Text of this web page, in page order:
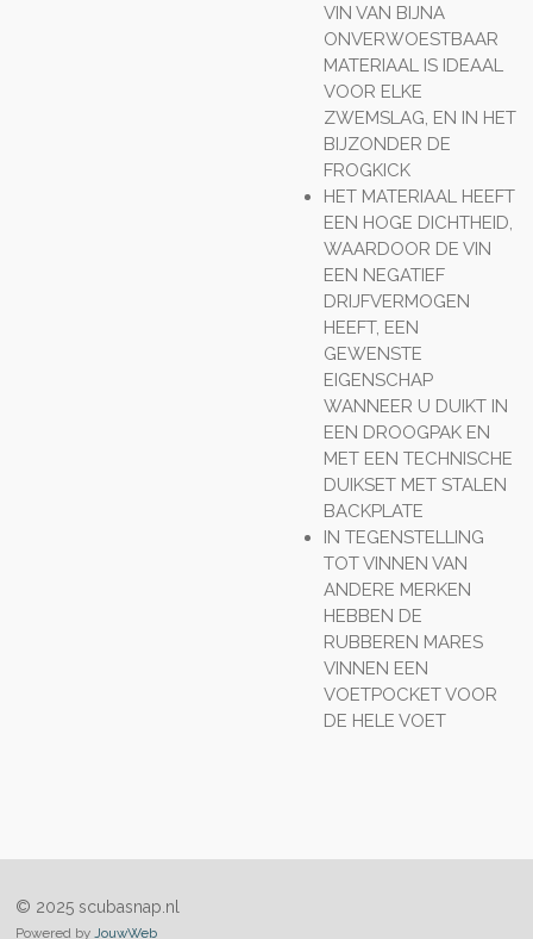
VIN VAN BIJNA
ONVERWOESTBAAR
MATERIAAL IS IDEAAL
VOOR ELKE
ZWEMSLAG, EN IN HET
BIJZONDER DE
FROGKICK
HET MATERIAAL HEEFT
EEN HOGE DICHTHEID,
WAARDOOR DE VIN
EEN NEGATIEF
DRIJFVERMOGEN
HEEFT, EEN
GEWENSTE
EIGENSCHAP
WANNEER U DUIKT IN
EEN DROOGPAK EN
MET EEN TECHNISCHE
DUIKSET MET STALEN
BACKPLATE
IN TEGENSTELLING
TOT VINNEN VAN
ANDERE MERKEN
HEBBEN DE
RUBBEREN MARES
VINNEN EEN
VOETPOCKET VOOR
DE HELE VOET
© 2025 scubasnap.nl
Powered by JouwWeb